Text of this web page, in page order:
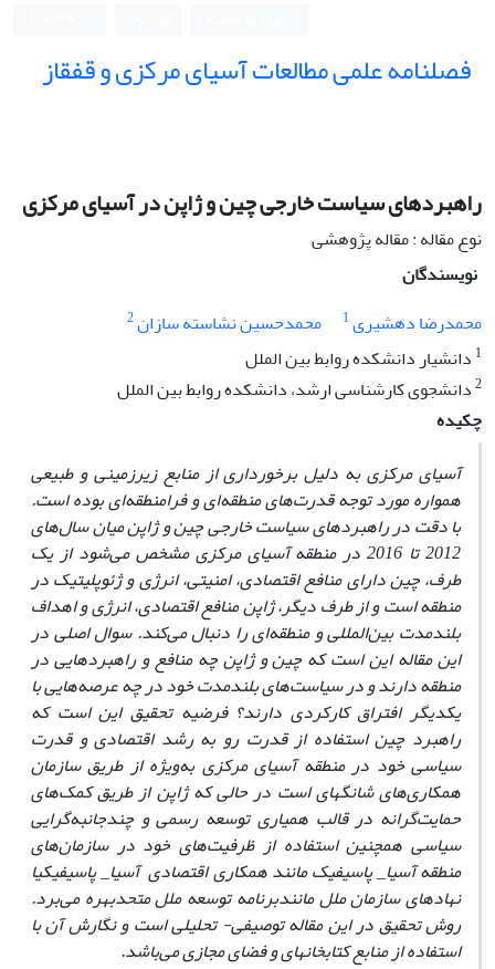
فصلنامه علمی مطالعات آسیای مرکزی و قفقاز
راهبردهای سیاست خارجی چین و ژاپن در آسیای مرکزی
نوع مقاله : مقاله پژوهشی
نویسندگان
محمدرضا دهشیری1 محمدحسین نشاسته سازان2
1 دانشیار دانشکده روابط بین الملل
2دانشجوی کارشناسی ارشد، دانشکده روابط بین الملل
چکیده
آسیای مرکزی به دلیل برخورداری از منابع زیرزمینی و طبیعی
همواره مورد توجه قدرت‌های منطقه‌ای و فرامنطقه‌ای بوده است.
با دقت در راهبردهای سیاست خارجی چین و ژاپن میان سال‌های
2012 تا 2016 در منطقه آسیای مرکزی مشخص می‌شود از یک
طرف، چین دارای منافع اقتصادی، امنیتی، انرژی و ژئوپلیتیک در
منطقه است و از طرف دیگر، ژاپن منافع اقتصادی، انرژی و اهداف
بلندمدت بین‌المللی و منطقه‌ای را دنبال می‌کند. سوال اصلی در
این مقاله این است که چین و ژاپن چه منافع و راهبرد‌هایی در
منطقه دارند و در سیاست‌های بلندمدت خود در چه عرصه‌هایی با
یکدیگر افتراق کارکردی دارند؟ فرضیه تحقیق این است که
راهبرد چین استفاده از قدرت رو به رشد اقتصادی و قدرت
سیاسی خود در منطقه آسیای مرکزی به‌ویژه از طریق سازمان
همکاری‌های شانگهای است در حالی که ژاپن از طریق کمک‌های
حمایت‌گرانه در قالب همیاری توسعه رسمی و چندجانبه‌گرایی
سیاسی همچنین استفاده از ظرفیت‌های خود در سازمان‌های
منطقه آسیا_پاسیفیک مانند همکاری اقتصادی آسیا_پاسیفیکیا
نهاد‌های سازمان ملل مانندبرنامه توسعه ملل متحدبهره می‌برد.
روش تحقیق در این مقاله توصیفی- تحلیلی است و نگارش آن با
استفاده از منابع کتابخانه­ای و فضای مجازی می‌باشد.